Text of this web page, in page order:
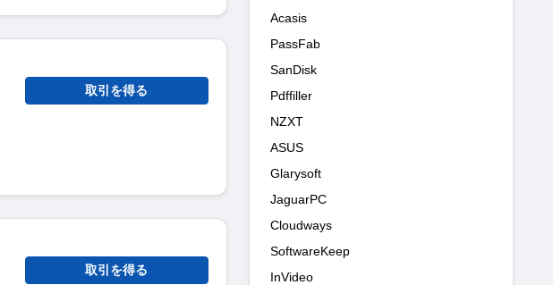
取引を得る
取引を得る
Acasis
PassFab
SanDisk
Pdffiller
NZXT
ASUS
Glarysoft
JaguarPC
Cloudways
SoftwareKeep
InVideo